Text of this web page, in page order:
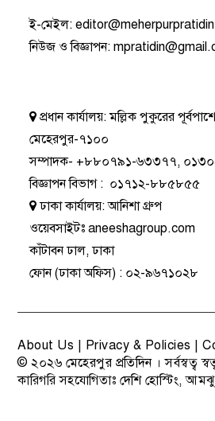
ই-মেইল:
নিউজ ও বিজ্ঞাপন:
প্রধান কার্যালয়:মল্লিক পুকুরের
মেহেরপুর-৭১০০
সম্পাদক- +৮৮০৭৯১-৬৩৩৭৭,
বিজ্ঞাপন বিভাগ: ০১৭১২-৮৮৫৮৫৫
ঢাকা কার্যালয়:আনিশা গ্রুপ
ওয়েবসাইটঃaneeshagroup.com
কাঁটাবন ঢাল, ঢাকা
ফোন(ঢাকা অফিস) : ০২-৯৬৭১০২৮
About Us | Privacy & Policies |
© ২০২৬ মেহেরপুর প্রতিদিন । সর্বস্বত্ব
কারিগরি সহযোগিতাঃ দেশি হোস্টিং,
বাংলাদেশ সরকারের 'তথ্য ও সম্প্রচার